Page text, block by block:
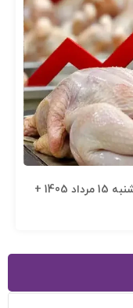
قیمت مرغ، ماهی و تخم مرغ امروز پنجشنبه 15 مرداد 1405 +